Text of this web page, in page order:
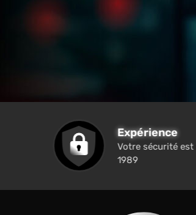
Expérience
Votre sécurité
1989